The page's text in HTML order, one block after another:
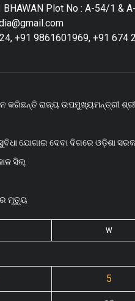
Plot No : A-54/1 &
+91 9861601969, +91 674
ରାଜ୍ୟ ଉପମୁଖ୍ୟମନ୍ତ୍ରୀ
ଯୋଗାଇ ଦେବା ଦିଗରେ ଓଡ଼ିଶା
ସିଲ୍‌
ମୃତ୍ୟୁ
W
5